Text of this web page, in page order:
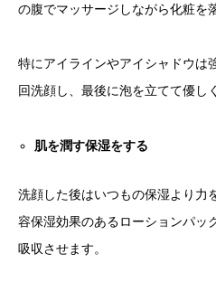
の腹でマッサージしながら化粧を
特にアイラインやアイシャドウは
回洗顔し、最後に泡を立てて優し
肌を潤す保湿をする
洗顔した後はいつもの保湿より力
容保湿効果のあるローションパッ
吸収させます。